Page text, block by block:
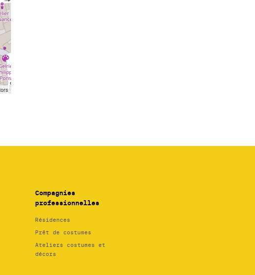
Compagnies
professionnelles
Résidences
Prêt de costumes
Ateliers costumes et
décors